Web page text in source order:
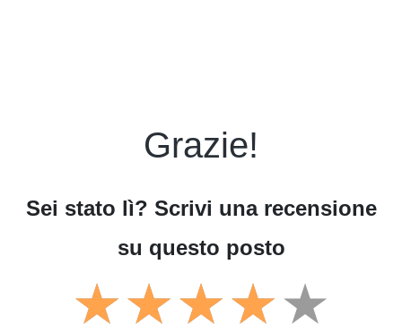
Grazie!
Sei stato lì? Scrivi una recensione
su questo posto